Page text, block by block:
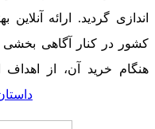
اندازی گردید. ارائه
کشور در کنار آگاهی
هنگام خرید آن، از